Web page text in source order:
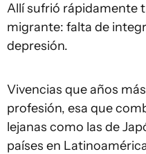
Allí sufrió rápidamente
migrante: falta de
depresión.
Vivencias que años
profesión, esa que
lejanas como las de
países en